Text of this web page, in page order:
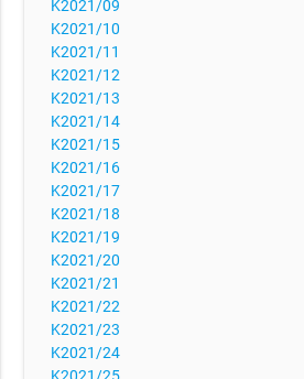
K2021/09
K2021/10
K2021/11
K2021/12
K2021/13
K2021/14
K2021/15
K2021/16
K2021/17
K2021/18
K2021/19
K2021/20
K2021/21
K2021/22
K2021/23
K2021/24